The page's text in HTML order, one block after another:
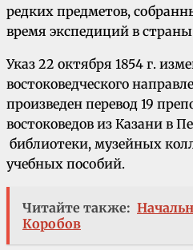
редких предметов,
время экспедиций в страны
Указ 22 октября 1854 г.
востоковедческого
произведен перевод 19
востоковедов из Казани в
библиотеки, музейных
учебных по­собий.
Читайте также:
Коробов